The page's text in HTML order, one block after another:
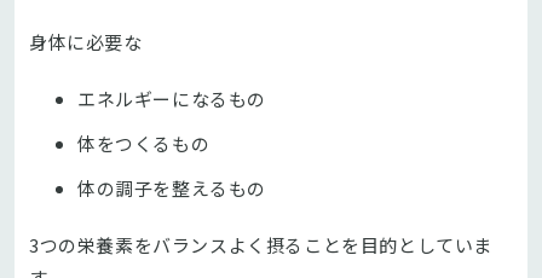
身体に必要な
エネルギーになるもの
体をつくるもの
体の調子を整えるもの
3つの栄養素をバランスよく摂ることを目的としていま